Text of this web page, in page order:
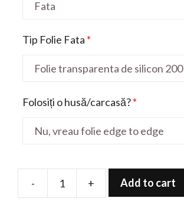
Tip Folie Fata *
Folosiți o husă/carcasă?*
-
Folie
+ Add to cart